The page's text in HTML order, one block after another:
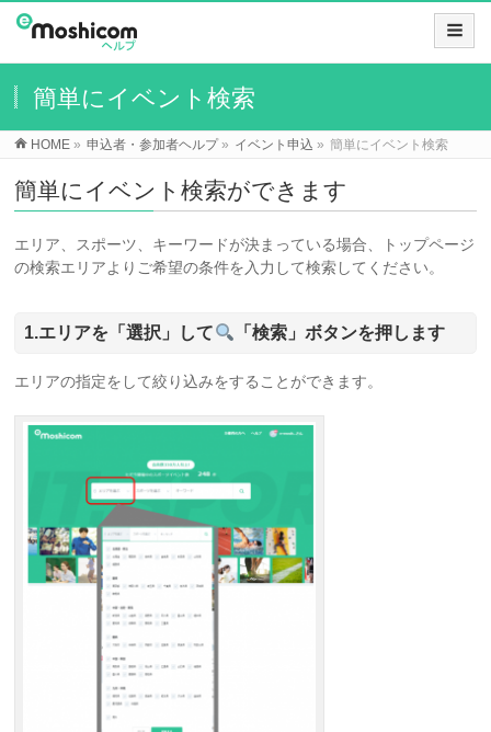
簡単にイベント検索
HOME » 申込者・参加者ヘルプ» イベント申込 » 簡単にイベント検索
簡単にイベント検索ができます
エリア、スポーツ、キーワードが決まっている場合、トップページ
の検索エリアよりご希望の条件を入力して検索してください。
1.エリアを「選択」して 「検索」ボタンを押します
エリアの指定をして絞り込みをすることができます。